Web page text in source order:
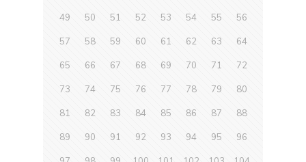
49 50 51 52 53 54 55 56
57 58 59 60 61 62 63 64
65 66 67 68 69 70 71 72
73 74 75 76 77 78 79 80
81 82 83 84 85 86 87 88
89 90 91 92 93 94 95 96